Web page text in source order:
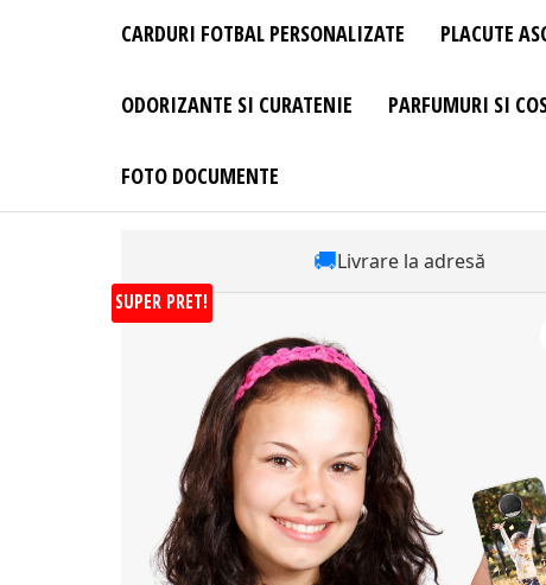
CARDURI FOTBAL PERSONALIZATE PLACUTE
ODORIZANTE SI CURATENIE PARFUMURI SI
FOTO DOCUMENTE
🚚Livrare la adresă
SUPER PRET!